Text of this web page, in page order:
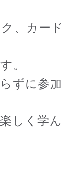
、カード
。
ずに参加
しく学ん